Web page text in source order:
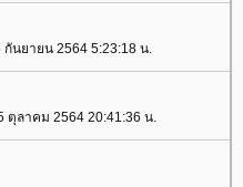
นยายน 2564 5:23:18 น.
ตุลาคม 2564 20:41:36 น.